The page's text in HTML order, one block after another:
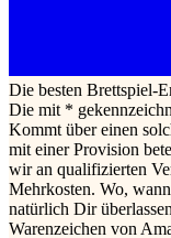
Die besten Brettspiel-
Die mit *
Kommt über einen
mit einer Provision
wir an qualifizierten
Mehrkosten. Wo,
natürlich Dir
Warenzeichen von